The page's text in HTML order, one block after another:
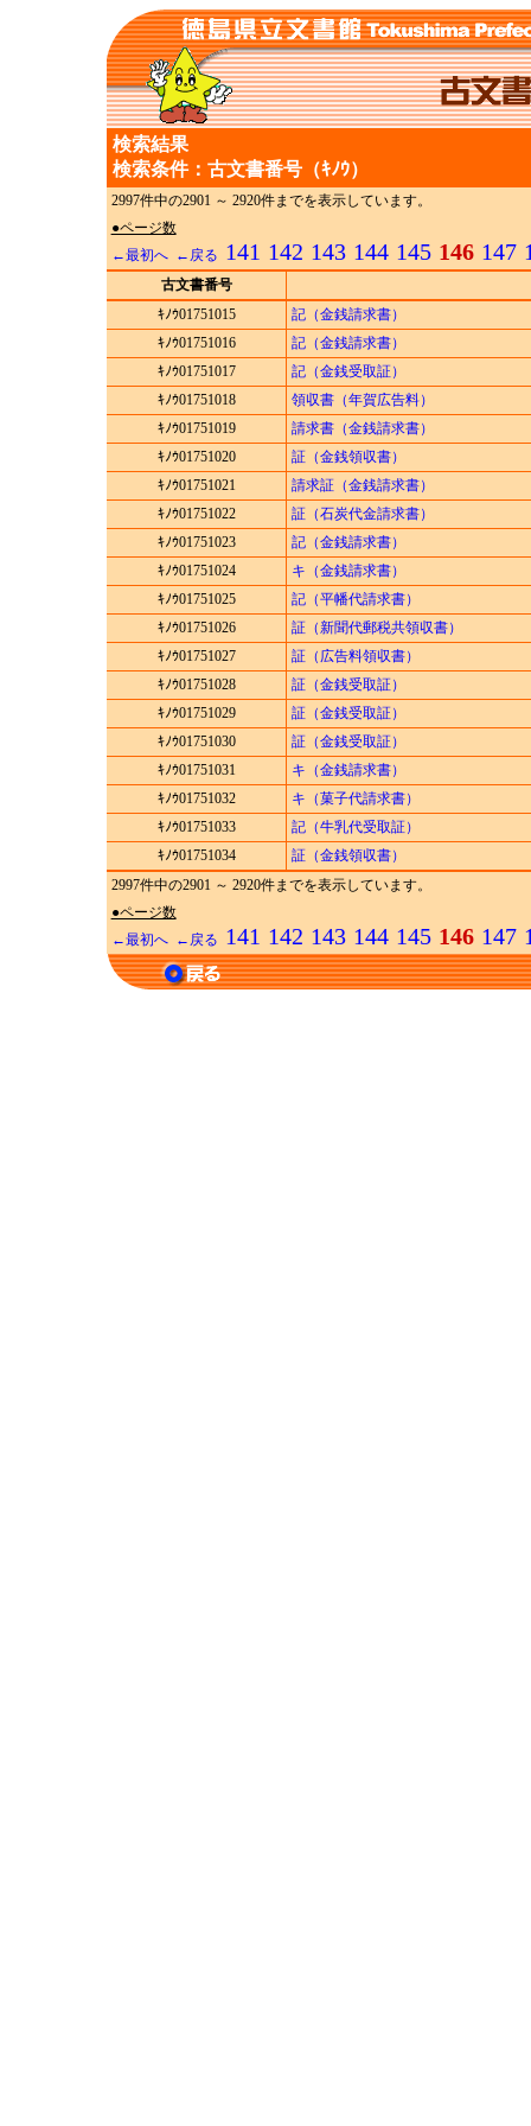
検索結果
検索条件：古文書番号（ｷﾉｳ）
2997件中の2901 ～ 2920件までを表示しています。
●ページ数
←最初へ
←戻る 141 142 143 144 145 146 147
古文書番号
ｷﾉｳ01751015
記（金銭請求書）
ｷﾉｳ01751016
記（金銭請求書）
ｷﾉｳ01751017
記（金銭受取証）
ｷﾉｳ01751018
領収書（年賀広告料）
ｷﾉｳ01751019
請求書（金銭請求書）
ｷﾉｳ01751020
証（金銭領収書）
ｷﾉｳ01751021
請求証（金銭請求書）
ｷﾉｳ01751022
証（石炭代金請求書）
ｷﾉｳ01751023
記（金銭請求書）
ｷﾉｳ01751024
キ（金銭請求書）
ｷﾉｳ01751025
記（平幡代請求書）
ｷﾉｳ01751026
証（新聞代郵税共領収書）
ｷﾉｳ01751027
証（広告料領収書）
ｷﾉｳ01751028
証（金銭受取証）
ｷﾉｳ01751029
証（金銭受取証）
ｷﾉｳ01751030
証（金銭受取証）
ｷﾉｳ01751031
キ（金銭請求書）
ｷﾉｳ01751032
キ（菓子代請求書）
ｷﾉｳ01751033
記（牛乳代受取証）
ｷﾉｳ01751034
証（金銭領収書）
2997件中の2901 ～ 2920件までを表示しています。
●ページ数
←最初へ
←戻る 141 142 143 144 145 146 147